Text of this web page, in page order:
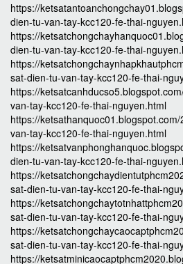
https://
dien-tu-van-tay-kcc120-fe-thai-
https://
dien-tu-van-tay-kcc120-fe-thai-
https://
sat-dien-tu-van-tay-kcc120-fe-thai-
https://
van-tay-kcc120-fe-thai-nguyen.html
https://
van-tay-kcc120-fe-thai-nguyen.html
https://
dien-tu-van-tay-kcc120-fe-thai-
https://
sat-dien-tu-van-tay-kcc120-fe-thai-
https://
sat-dien-tu-van-tay-kcc120-fe-thai-
https://
sat-dien-tu-van-tay-kcc120-fe-thai-
https://